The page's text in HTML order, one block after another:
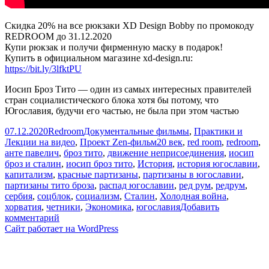
Скидка 20% на все рюкзаки XD Design Bobby по промокоду
REDROOM до 31.12.2020
Купи рюкзак и получи фирменную маску в подарок!
Купить в официальном магазине xd-design.ru:
https://bit.ly/3lfktPU
Иосип Броз Тито — один из самых интересных правителей
стран социалистического блока хотя бы потому, что
Югославия, будучи его частью, не была при этом частью
Опубликовано
07.12.2020Автор
RedroomРубрики
Документальные фильмы, Практики и
Лекции на видео, Проект Zen-фильмМетки
20 век, red room, redroom,
анте павелич, броз тито, движение неприсоединения, иосип
броз и сталин, иосип броз тито, История, история югославии,
капитализм, красные партизаны, партизаны в югославии,
партизаны тито броза, распад югославии, ред рум, редрум,
сербия, соцблок, социализм, Сталин, Холодная война,
хорватия, четники, Экономика, югославияДобавить
комментарий
записи
Сайт работает на WordPress